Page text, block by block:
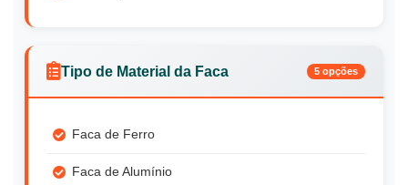
Tipo de Material da Faca 5 opções
Faca de Ferro
Faca de Alumínio